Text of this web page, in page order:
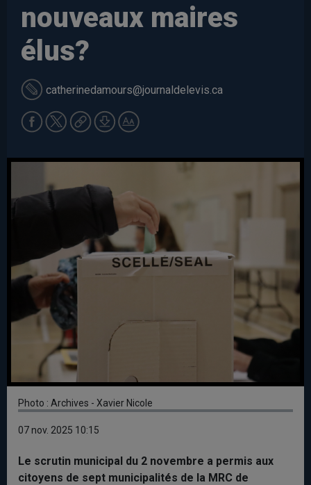
nouveaux maires
élus?
catherinedamours@journaldelevis.ca
Photo : Archives - Xavier Nicole
07 nov. 2025 10:15
Le scrutin municipal du 2 novembre a permis aux
citoyens de sept municipalités de la MRC de